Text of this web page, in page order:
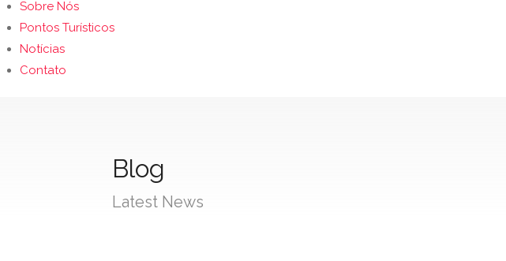
Sobre Nós
Pontos Turísticos
Notícias
Contato
Blog
Latest News